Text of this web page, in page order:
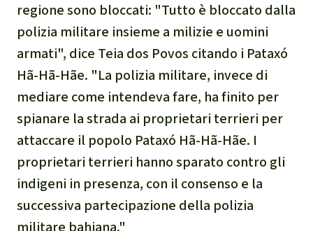
regione sono bloccati: "Tutto è bloccato dalla
polizia militare insieme a milizie e uomini
armati", dice Teia dos Povos citando i Pataxó
Hã-Hã-Hãe. "La polizia militare, invece di
mediare come intendeva fare, ha finito per
spianare la strada ai proprietari terrieri per
attaccare il popolo Pataxó Hã-Hã-Hãe. I
proprietari terrieri hanno sparato contro gli
indigeni in presenza, con il consenso e la
successiva partecipazione della polizia